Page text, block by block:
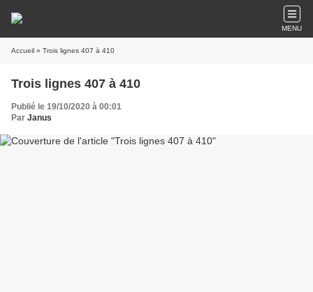
MENU
Accueil » Trois lignes 407 à 410
Trois lignes 407 à 410
Publié le 19/10/2020 à 00:01
Par Janus